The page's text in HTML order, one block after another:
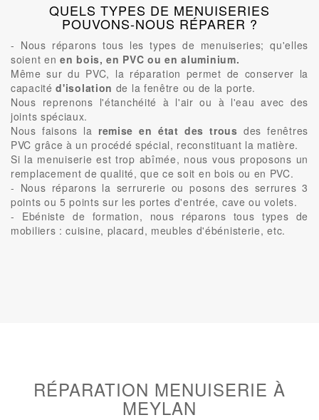
QUELS TYPES DE MENUISERIES
POUVONS-NOUS RÉPARER ?
- Nous réparons tous les types de menuiseries; qu'elles
soient en en bois, en PVC ou en aluminium.
Même sur du PVC, la réparation permet de conserver la
capacitéd'isolation de la fenêtre ou de la porte.
Nous reprenons l'étanchéité à l'air ou à l'eau avec des
joints spéciaux.
Nous faisons la remise en état des trous des fenêtres
PVC grâce à un procédé spécial, reconstituant la matière.
Si la menuiserie est trop abîmée, nous vous proposons un
remplacement de qualité, que ce soit en bois ou en PVC.
- Nous réparons la serrurerie ou posons des serrures 3
points ou 5 points sur les portes d'entrée, cave ou volets.
- Ebéniste de formation, nous réparons tous types de
mobiliers : cuisine, placard, meubles d'ébénisterie, etc.
RÉPARATION MENUISERIE À
MEYLAN